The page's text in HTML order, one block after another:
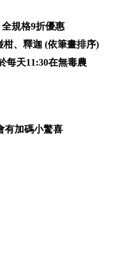
格9折優惠
、釋迦 (依筆畫排序)
11:30在無毒農
有加碼小驚喜